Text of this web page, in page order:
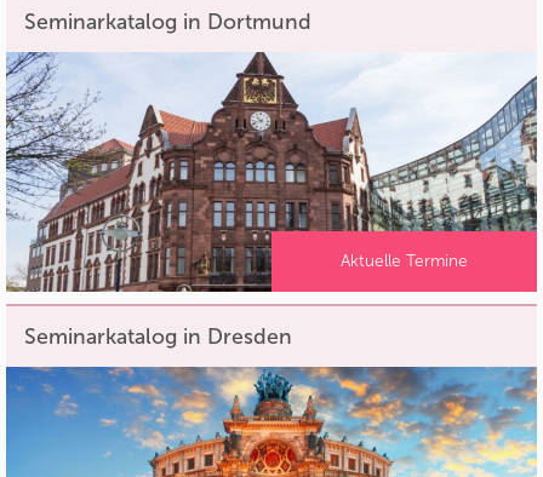
Seminarkatalog in Dortmund
Aktuelle Termine
Seminarkatalog in Dresden